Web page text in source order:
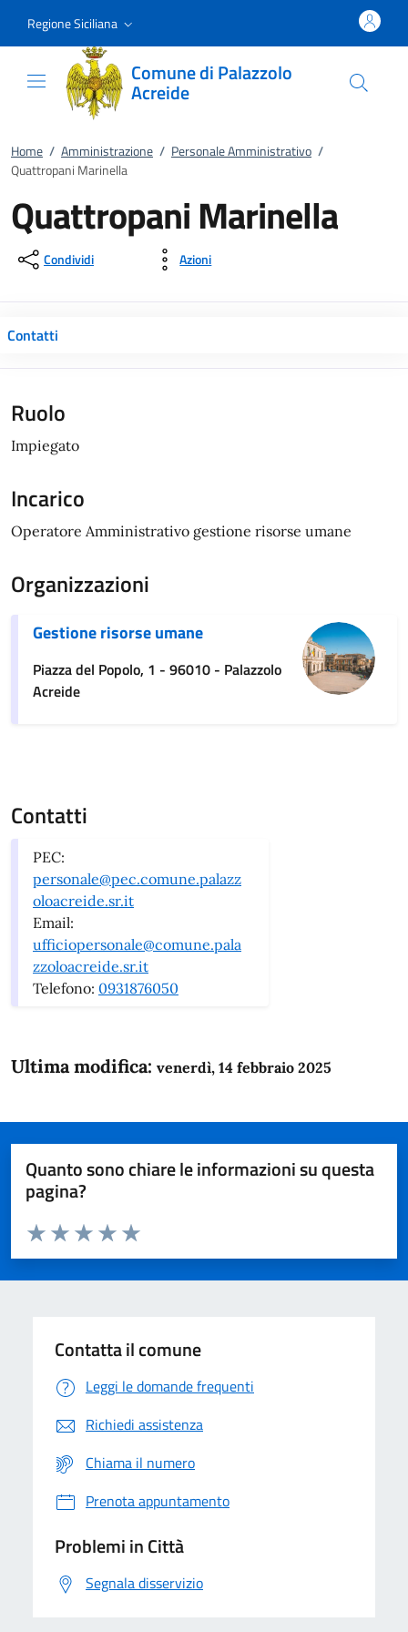
Regione Siciliana
Comune di Palazzolo
Acreide
Home / Amministrazione / Personale Amministrativo /
Quattropani Marinella
Quattropani Marinella
Condividi Azioni
Contatti
Ruolo
Impiegato
Incarico
Operatore Amministrativo gestione risorse umane
Organizzazioni
Gestione risorse umane
Piazza del Popolo, 1 - 96010 - Palazzolo
Acreide
Contatti
PEC:
personale@pec.comune.palazz
oloacreide.sr.it
Email:
ufficiopersonale@comune.pala
zzoloacreide.sr.it
Telefono: 0931876050
Ultima modifica: venerdì, 14 febbraio 2025
Quanto sono chiare le informazioni su questa
pagina?
Domanda
Valuta da 1 a 5 stelle la pagina
Valuta 5 stelle su 5
Valuta 4 stelle su 5
Valuta 3 stelle su 5
Valuta 2 stelle su 5
Valuta 1 stelle su 5
Contatta il comune
Leggi le domande frequenti
Richiedi assistenza
Chiama il numero
Prenota appuntamento
Problemi in Città
Segnala disservizio